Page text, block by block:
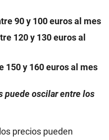
90 y 100 euros al mes
120 y 130 euros al
150 y 160 euros al mes
puede oscilar entre los
precios pueden